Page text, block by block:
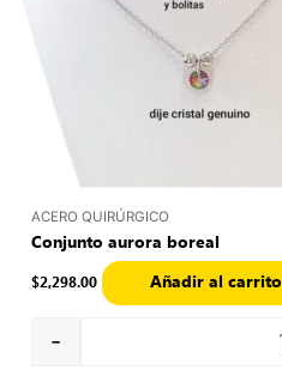
ACERO QUIRÚRGICO
Conjunto aurora boreal
$2,298.00
-
Añadir al carrito